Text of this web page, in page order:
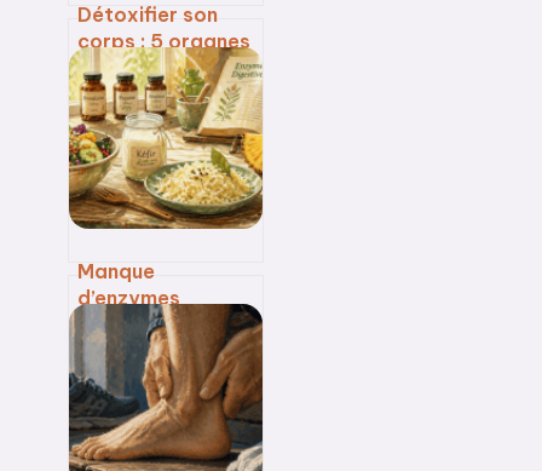
Détoxifier son
corps : 5 organes
émonctoires à
soutenir pour une
élimination
naturelle des
toxines
Manque
d’enzymes
digestives : quels
symptômes,
quelles causes et
comment
retrouver une
digestion fluide ?